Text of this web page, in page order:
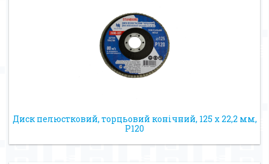
Диск пелюстковий, торцьовий конічний, 125 х 22,2 мм,
Р120